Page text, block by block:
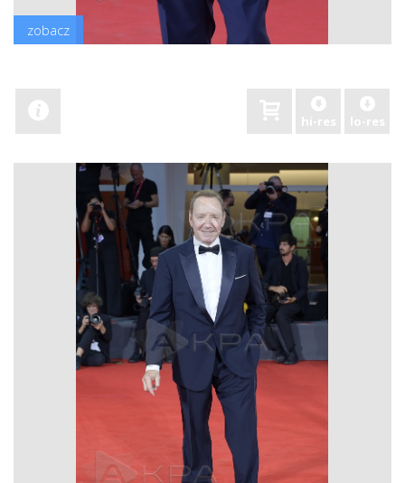
zobacz
hi-res lo-res